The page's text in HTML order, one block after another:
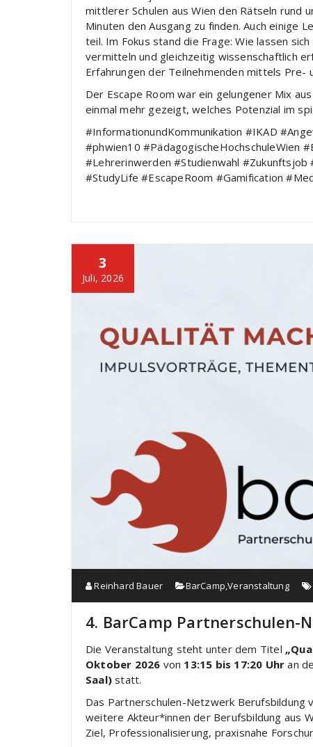
mittlerer Schulen aus Wien den Rätseln rund
Minuten den Ausgang zu finden. Auch einige
teil. Im Fokus stand die Frage: Wie lassen
vermitteln und gleichzeitig wissenschaftlich
Erfahrungen der Teilnehmenden mittels Pre-
Der Escape Room war ein gelungener Mix
einmal mehr gezeigt, welches Potenzial im
#InformationundKommunikation #IKAD
#phwien10 #PädagogischeHochschuleWien
#Lehrerinwerden #Studienwahl
#StudyLife #EscapeRoom #Gamification
3
Juli, 2026
Reinhard Bauer BarCamp,Veranstaltung
4. BarCamp Partnerschulen-
Die Veranstaltung steht unter dem Titel
Oktober 2026 von 13:15 bis 17:20 Uhr an
Saal) statt.
Das Partnerschulen-Netzwerk Berufsbildung
weitere Akteur*innen der Berufsbildung aus
Ziel, Professionalisierung, praxisnahe